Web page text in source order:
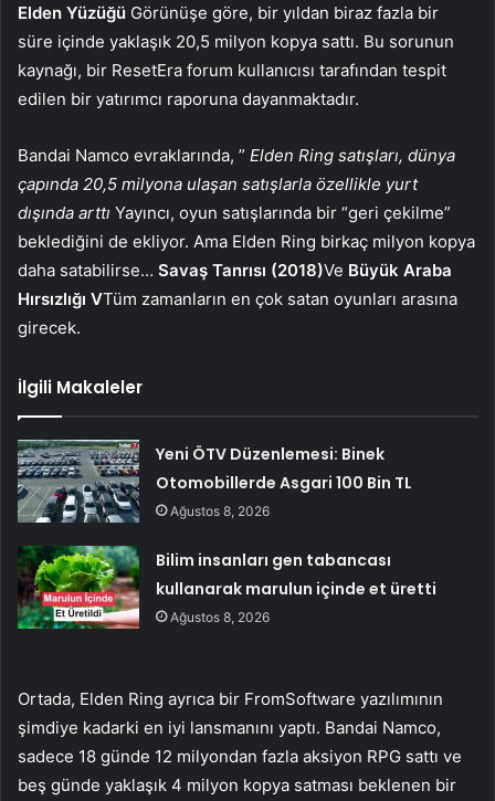
Elden Yüzüğü Görünüşe göre, bir yıldan biraz fazla bir
süre içinde yaklaşık 20,5 milyon kopya sattı. Bu sorunun
kaynağı, bir ResetEra forum kullanıcısı tarafından tespit
edilen bir yatırımcı raporuna dayanmaktadır.
Bandai Namco evraklarında, ” Elden Ring satışları, dünya
çapında 20,5 milyona ulaşan satışlarla özellikle yurt
dışında arttı Yayıncı, oyun satışlarında bir “geri çekilme”
beklediğini de ekliyor. Ama Elden Ring birkaç milyon kopya
daha satabilirse… Savaş Tanrısı (2018)Ve Büyük Araba
Hırsızlığı VTüm zamanların en çok satan oyunları arasına
girecek.
İlgili Makaleler
Yeni ÖTV Düzenlemesi: Binek
Otomobillerde Asgari 100 Bin TL
Ağustos 8, 2026
Bilim insanları gen tabancası
kullanarak marulun içinde et üretti
Ağustos 8, 2026
Ortada, Elden Ring ayrıca bir FromSoftware yazılımının
şimdiye kadarki en iyi lansmanını yaptı. Bandai Namco,
sadece 18 günde 12 milyondan fazla aksiyon RPG sattı ve
beş günde yaklaşık 4 milyon kopya satması beklenen bir